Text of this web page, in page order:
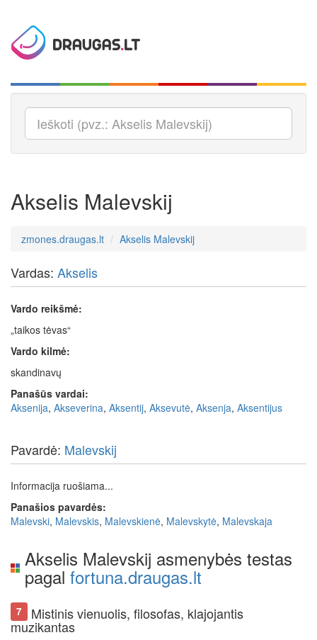
Akselis Malevskij
zmones.draugas.lt Akselis Malevskij
Vardas: Akselis
Vardo reikšmė:
„taikos tėvas“
Vardo kilmė:
skandinavų
Panašūs vardai:
Aksenija, Akseverina, Aksentij, Aksevutė, Aksenja, Aksentijus
Pavardė: Malevskij
Informacija ruošiama...
Panašios pavardės:
Malevski, Malevskis, Malevskienė, Malevskytė, Malevskaja
Akselis Malevskij asmenybės testas
pagal fortuna.draugas.lt
7 Mistinis vienuolis, filosofas, klajojantis
muzikantas